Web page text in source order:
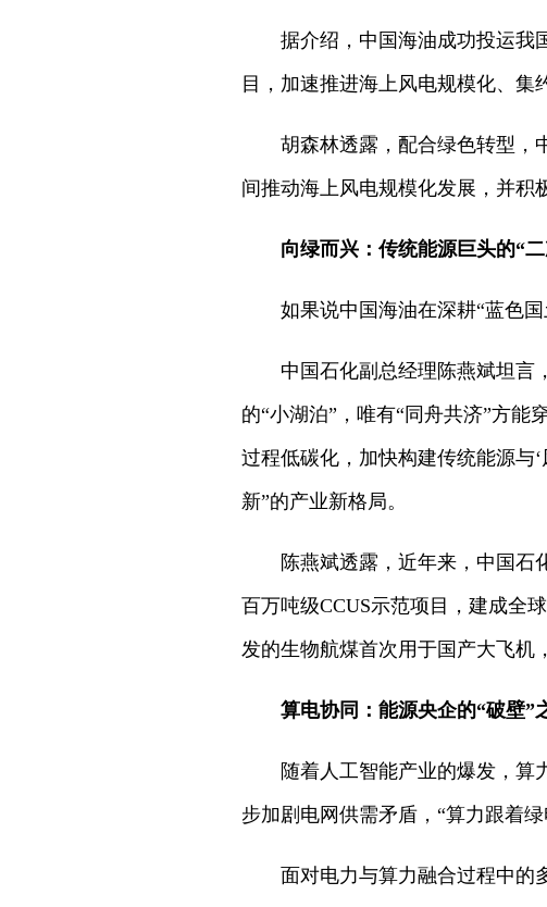
据介绍，中国海油成功投运我
目，加速推进海上风电规模化、集
胡森林透露，配合绿色转型，
间推动海上风电规模化发展，并积
向绿而兴：传统能源巨头的“
如果说中国海油在深耕“蓝色
中国石化副总经理陈燕斌坦言
的“小湖泊”，唯有“同舟共济”方
过程低碳化，加快构建传统能源与
新”的产业新格局。
陈燕斌透露，近年来，中国石
百万吨级CCUS示范项目，建成全
发的生物航煤首次用于国产大飞机
算电协同：能源央企的“破壁”
随着人工智能产业的爆发，算
步加剧电网供需矛盾，“算力跟着
面对电力与算力融合过程中的